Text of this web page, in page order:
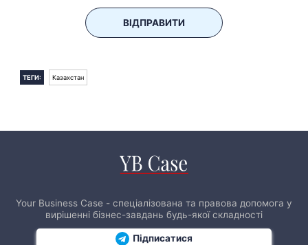
ВІДПРАВИТИ
ТЕГИ: Казахстан
Your Business Case - спеціалізована та правова допомога у
вирішенні бізнес-завдань будь-якої складності
Підписатися